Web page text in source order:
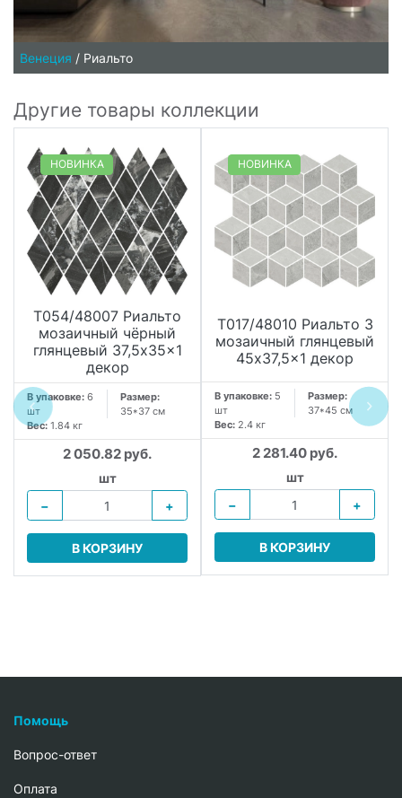
Венеция / Риальто
Другие товары коллекции
НОВИНКА
T054/48007 Риальто
мозаичный чёрный
глянцевый 37,5x35x1
декор
В упаковке: 6
шт
Размер:
35*37 см
Вес: 1.84 кг
2 050.82 руб.
шт
−
+
В КОРЗИНУ
НОВИНКА
T017/48010 Риальто 3
мозаичный глянцевый
45x37,5x1 декор
В упаковке: 5
шт
Размер:
37*45 см
Вес: 2.4 кг
2 281.40 руб.
шт
−
+
В КОРЗИНУ
Помощь
Вопрос-ответ
Oплата